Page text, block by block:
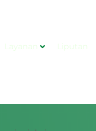
Layanan Liputan